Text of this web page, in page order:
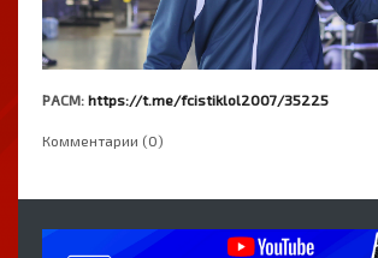
РАСМ: https://t.me/fcistiklol2007/35225
Комментарии (0)